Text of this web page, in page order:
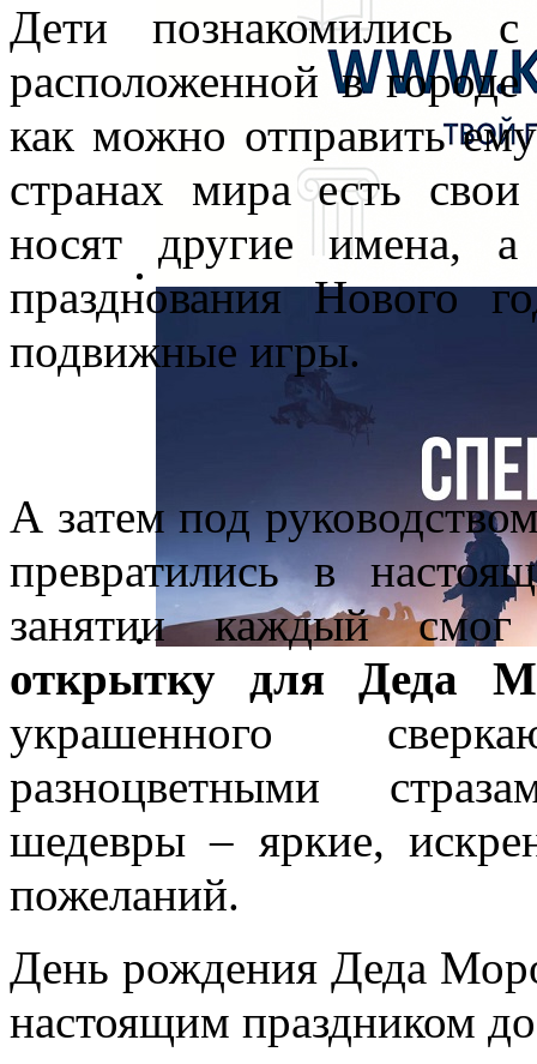
Дети познакомились
расположенной в
как можно отправить
странах мира есть
носят другие имена, а
празднования Нового
подвижные игры.
А затем под
превратились в
занятии каждый смог
открытку для Деда
украшенного
разноцветными
шедевры – яркие,
пожеланий.
День рождения Деда
настоящим праздником